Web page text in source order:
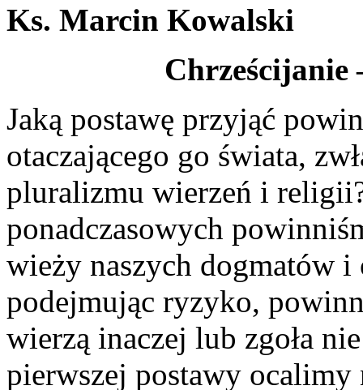
Ks. Marcin Kowalski
Chrześcijanie
Jaką postawę przyjąć
otaczającego go świata,
pluralizmu wierzeń i
ponadczasowych
wieży naszych dogmatów i
podejmując ryzyko,
wierzą inaczej lub zgoła
pierwszej postawy ocalimy